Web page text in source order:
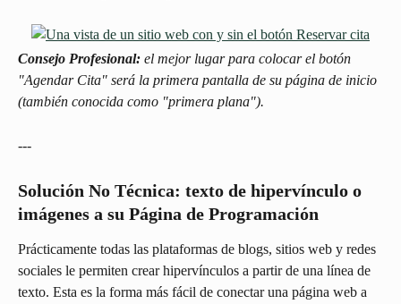
Consejo Profesional: el mejor lugar para colocar el botón
"Agendar Cita" será la primera pantalla de su página de inicio
(también conocida como "primera plana").
---
Solución No Técnica: texto de hipervínculo o
imágenes a su Página de Programación
Prácticamente todas las plataformas de blogs, sitios web y redes
sociales le permiten crear hipervínculos a partir de una línea de
texto. Esta es la forma más fácil de conectar una página web a